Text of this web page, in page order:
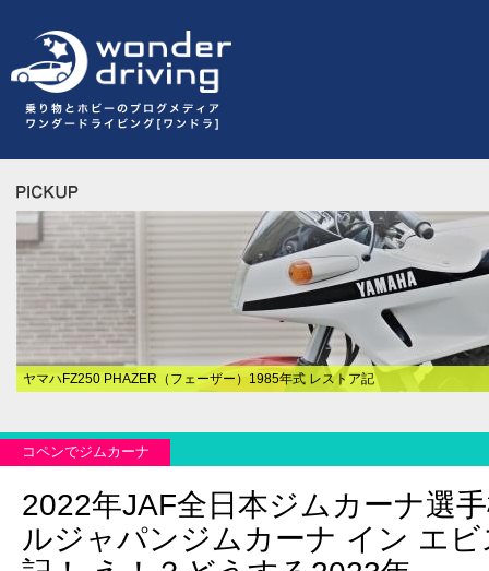
ヤマハFZ250 PHAZER（フェーザー）1985年式 レストア記
コペンでジムカーナ
2022年JAF全日本ジムカーナ選
ルジャパンジムカーナ イン エ